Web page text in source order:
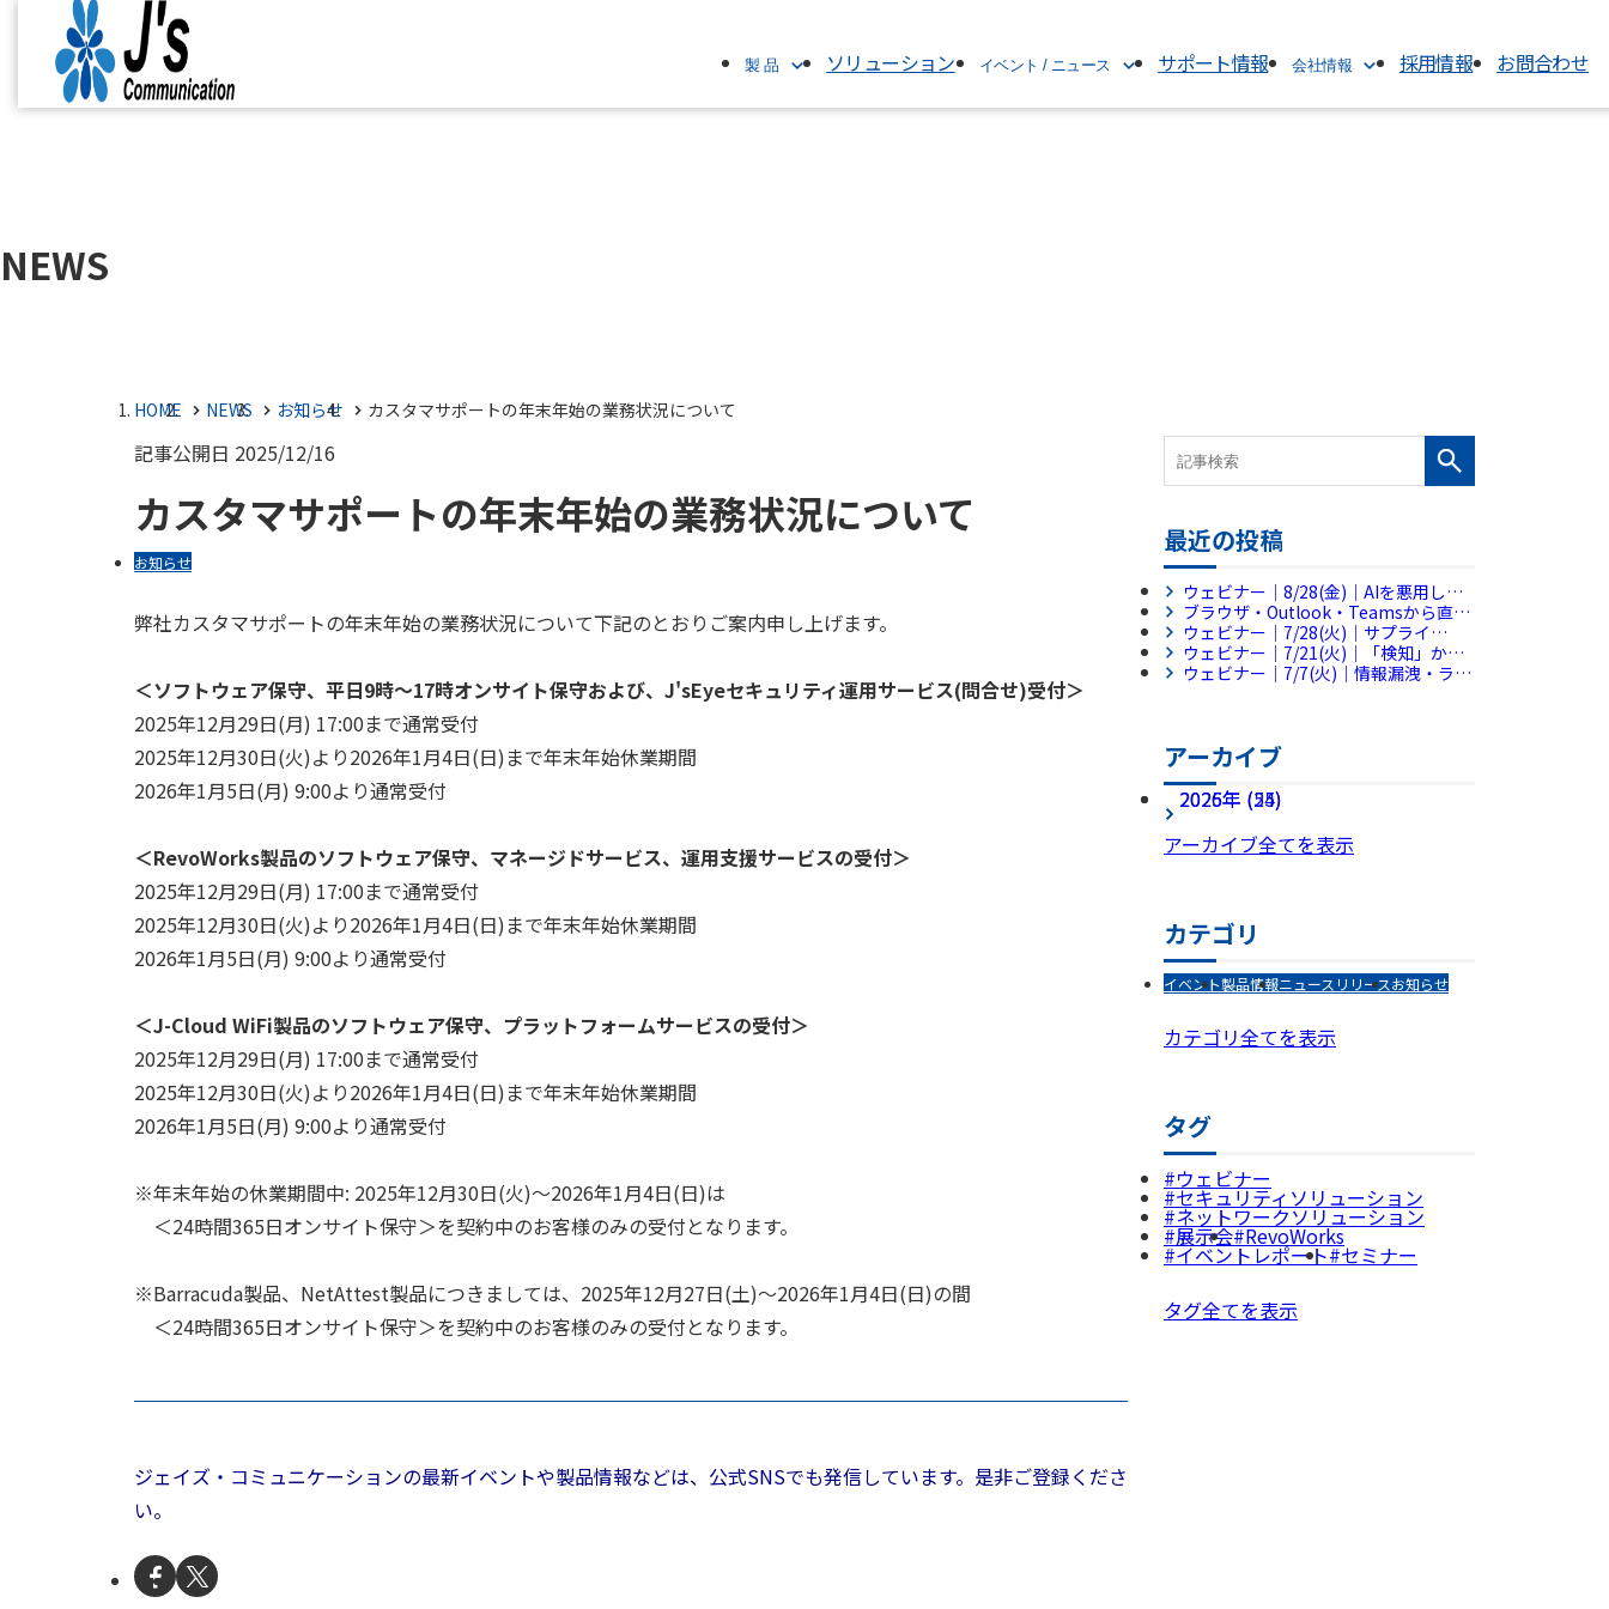
製 品
製品名で探す
ソリューション イベント / ニュース
すべて
サポート情報 会社情報
会社情報TOP
グループ関連会社
採用情報 お問合わせ
NEWS
HOME NEWS お知らせ カスタマサポートの年末年始の業務状況について
記事公開日 2025/12/16
カスタマサポートの年末年始の業務状況について
お知らせ
弊社カスタマサポートの年末年始の業務状況について下記のとおりご案内申し上げます。
＜ソフトウェア保守、平日9時～17時オンサイト保守および、J'sEyeセキュリティ運用サービス(問合せ)受付＞
2025年12月29日(月) 17:00まで通常受付
2025年12月30日(火)より2026年1月4日(日)まで年末年始休業期間
2026年1月5日(月) 9:00より通常受付
＜RevoWorks製品のソフトウェア保守、マネージドサービス、運用支援サービスの受付＞
2025年12月29日(月) 17:00まで通常受付
2025年12月30日(火)より2026年1月4日(日)まで年末年始休業期間
2026年1月5日(月) 9:00より通常受付
＜J-Cloud WiFi製品のソフトウェア保守、プラットフォームサービスの受付＞
2025年12月29日(月) 17:00まで通常受付
2025年12月30日(火)より2026年1月4日(日)まで年末年始休業期間
2026年1月5日(月) 9:00より通常受付
※年末年始の休業期間中: 2025年12月30日(火)～2026年1月4日(日)は
＜24時間365日オンサイト保守＞を契約中のお客様のみの受付となります。
※Barracuda製品、NetAttest製品につきましては、2025年12月27日(土)～2026年1月4日(日)の間
＜24時間365日オンサイト保守＞を契約中のお客様のみの受付となります。
ジェイズ・コミュニケーションの最新イベントや製品情報などは、公式SNSでも発信しています。是非ご登録くださ
い。
最近の投稿
ウェビナー｜8/28(金)｜AIを悪用した
サイバー攻撃、侵入後の被害拡大をど
う防ぐ？～侵入後の横展開を平均38分
で封じ込めるフルマネージドMDRとは
～
ブラウザ・Outlook・Teamsから直接
利用できる新製品「RevoWorks
Sanitize Browser」「RevoWorks
Sanitize Apps」を販売開始
ウェビナー｜7/28(火)｜サプライ
チェーン評価制度に備える第一歩 AI
で始める社内セキュリティ規程チェッ
ウェビナー｜7/21(火)｜「検知」から
「復旧」までを1ツールで完結。情シ
ウェビナー｜7/7(火)｜情報漏洩・ラン
アーカイブ
2026年 (25)
2025年 (54)
アーカイブ全てを表示
カテゴリ
イベント製品情報ニュースリリースお知らせ
カテゴリ全てを表示
タグ
ウェビナー
セキュリティソリューション
ネットワークソリューション
展示会 RevoWorks
イベントレポート セミナー
タグ全てを表示